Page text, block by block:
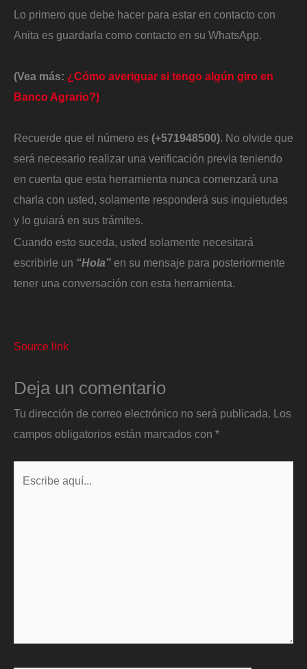
Lo primero que debe hacer para estar en contacto con
Anita es guardarla como contacto en su WhatsApp.
(Vea más: ¿Cómo averiguar si tengo algún giro en
Banco Agrario?)
Recuerde que el número es (+571948500). No olvide que
será necesario realizar una verificación previa teniendo
en cuenta que esta herramienta nunca comenzará una
charla con usted, solamente responderá sus inquietudes
y lo guiará en sus trámites.
Cuando esto suceda, usted solamente necesitará
escribirle un “Hola” en su mensaje para posteriormente
tener una conversación con esta herramienta.
Source link
Deja un comentario
Tu dirección de correo electrónico no será publicada. Los
campos obligatorios están marcados con *